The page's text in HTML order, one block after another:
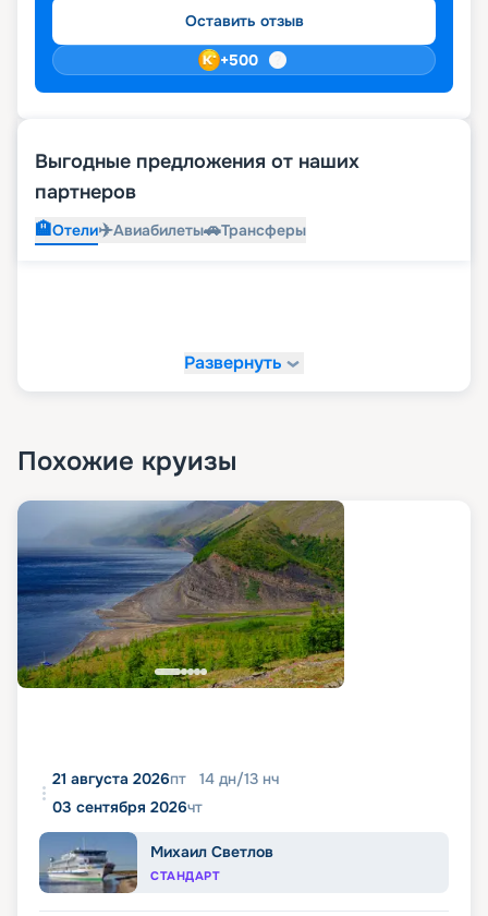
Оставить отзыв
+500
Выгодные предложения от наших
партнеров
🏨Отели✈️Авиабилеты🚗Трансферы
Развернуть
Похожие круизы
21 августа 2026пт 14 дн/13 нч
03 сентября 2026чт
Михаил Светлов
СТАНДАРТ